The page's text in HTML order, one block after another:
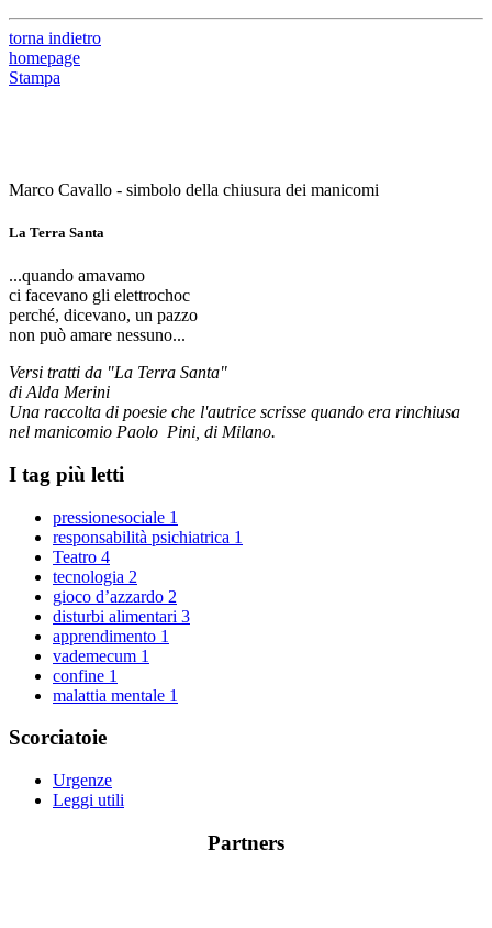
torna indietro
homepage
Stampa
Marco Cavallo - simbolo della chiusura dei manicomi
La Terra Santa
...quando amavamo
ci facevano gli elettrochoc
perché, dicevano, un pazzo
non può amare nessuno...
Versi tratti da "La Terra Santa"
di Alda Merini
Una raccolta di poesie che l'autrice scrisse quando era rinchiusa
nel manicomio Paolo Pini, di Milano.
I tag più letti
pressionesociale 1
responsabilità psichiatrica 1
Teatro 4
tecnologia 2
gioco d’azzardo 2
disturbi alimentari 3
apprendimento 1
vademecum 1
confine 1
malattia mentale 1
Scorciatoie
Urgenze
Leggi utili
Partners